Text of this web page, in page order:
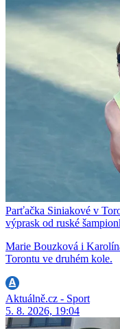
Parťačka Siniakové v
výprask od ruské
Marie Bouzková i
Torontu ve druhém kole.
Aktuálně.cz - Sport
5. 8. 2026, 19:04